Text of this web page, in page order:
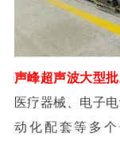
声峰超声波大型
医疗器械、电子
动化配套等多